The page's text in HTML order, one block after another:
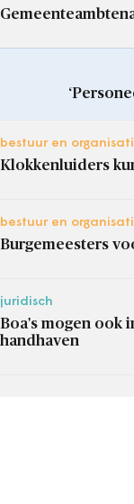
bestuur en
Klokkenluiders
bestuur en
Burgemeesters
juridisch
Boa's mogen ook
handhaven